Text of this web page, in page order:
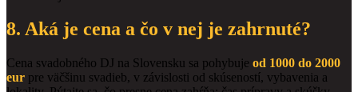
8. Aká je cena a čo v nej je zahrnuté?
Cena svadobného DJ na Slovensku sa pohybuje od 1000 do 2000
eur pre väčšinu svadieb, v závislosti od skúseností, vybavenia a